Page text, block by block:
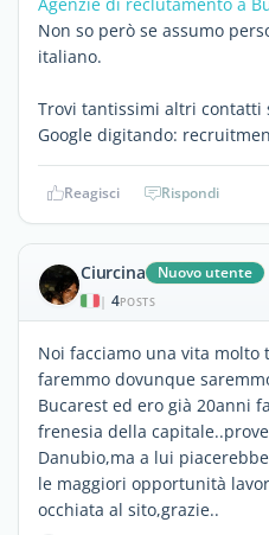
Non so però se assumo
italiano.
Trovi tantissimi altri contatti
Google digitando:
Reagisci Rispondi
Ciurcina Nuovo utente
| 4POSTS
Noi facciamo una vita
faremmo dovunque
Bucarest ed ero già 20anni
frenesia della
Danubio,ma a lui
le maggiori opportunità
occhiata al sito,grazie..